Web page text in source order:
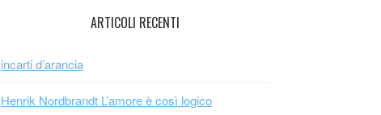
ARTICOLI RECENTI
incarti d’arancia
Henrik Nordbrandt L’amore è così logico